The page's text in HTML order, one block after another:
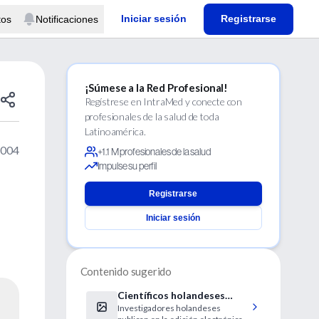
Notificaciones Iniciar sesión Registrarse
¡Súmese a la Red Profesional!
Regístrese en IntraMed y conecte con
profesionales de la salud de toda
Latinoamérica.
+1.1 M profesionales de la salud
Impulse su perfil
Registrarse
Iniciar sesión
Contenido sugerido
Científicos holandeses
identifican un nuevo
Investigadores holandeses